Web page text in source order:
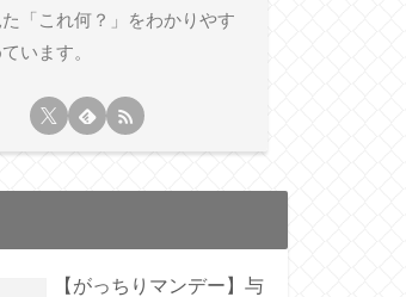
「これ何？」をわかりやす
います。
【がっちりマンデー】与